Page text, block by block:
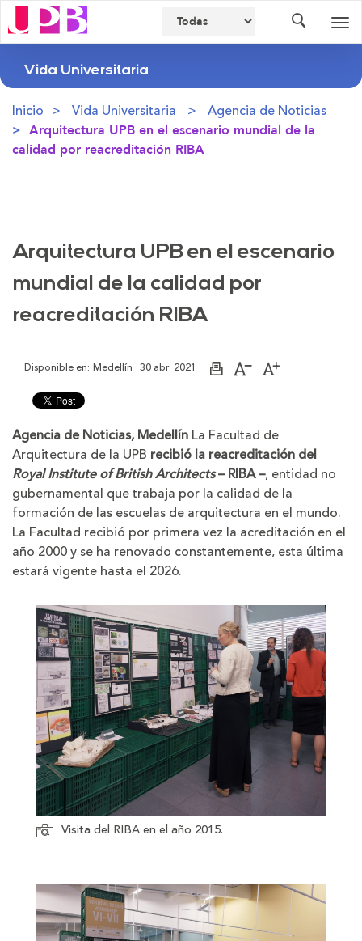
Vida Universitaria
Inicio Vida Universitaria Agencia de Noticias
Arquitectura UPB en el escenario mundial de la
calidad por reacreditación RIBA
Arquitectura UPB en el escenario
mundial de la calidad por
reacreditación RIBA
Disponible en: Medellín 30 abr. 2021
ImprimirAumentar
letra
Disminuir
Agencia de Noticias, Medellín La Facultad de
Arquitectura de la UPB recibió la reacreditación del
Royal Institute of British Architects– RIBA –, entidad no
gubernamental que trabaja por la calidad de la
formación de las escuelas de arquitectura en el mundo.
La Facultad recibió por primera vez la acreditación en el
año 2000 y se ha renovado constantemente, esta última
estará vigente hasta el 2026.
Visita del RIBA en el año 2015.